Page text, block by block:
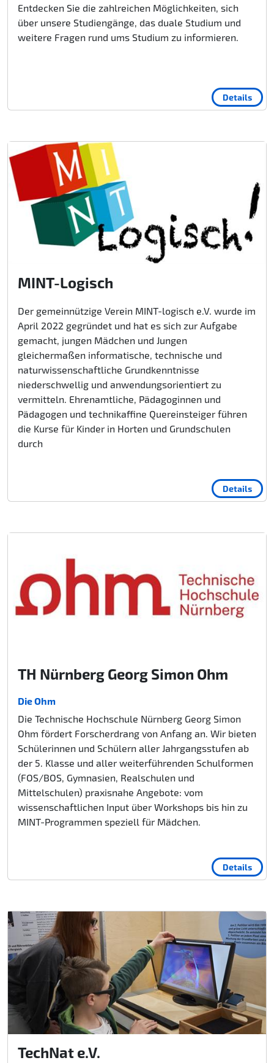
Entdecken Sie die zahlreichen Möglichkeiten, sich
über unsere Studiengänge, das duale Studium und
weitere Fragen rund ums Studium zu informieren.
Details
MINT-Logisch
Der gemeinnützige Verein MINT-logisch e.V. wurde im
April 2022 gegründet und hat es sich zur Aufgabe
gemacht, jungen Mädchen und Jungen
gleichermaßen informatische, technische und
naturwissenschaftliche Grundkenntnisse
niederschwellig und anwendungsorientiert zu
vermitteln. Ehrenamtliche, Pädagoginnen und
Pädagogen und technikaffine Quereinsteiger führen
die Kurse für Kinder in Horten und Grundschulen
durch
Details
TH Nürnberg Georg Simon Ohm
Die Ohm
Die Technische Hochschule Nürnberg Georg Simon
Ohm fördert Forscherdrang von Anfang an. Wir bieten
Schülerinnen und Schülern aller Jahrgangsstufen ab
der 5. Klasse und aller weiterführenden Schulformen
(FOS/BOS, Gymnasien, Realschulen und
Mittelschulen) praxisnahe Angebote: vom
wissenschaftlichen Input über Workshops bis hin zu
MINT-Programmen speziell für Mädchen.
Details
TechNat e.V.